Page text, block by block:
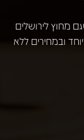
מחוץ לירושלים
ובמחירים ללא